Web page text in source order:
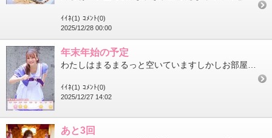
ｲｲﾈ(1) ｺﾒﾝﾄ(0)
2025/12/28 00:00
年末年始の予定
ｲｲﾈ(1) ｺﾒﾝﾄ(0)
2025/12/27 14:02
あと3回